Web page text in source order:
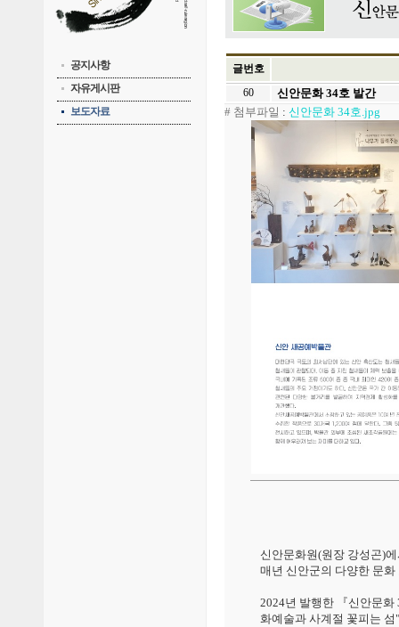
공지사항
자유게시판
보도자료
글번호
60
신안문화 34호 발간
# 첨부파일 : 신안문화 34호.jpg
신안문화원(원장 강성곤)
매년 신안군의 다양한 문
2024년 발행한 『신안문
화예술과 사계절 꽃피는